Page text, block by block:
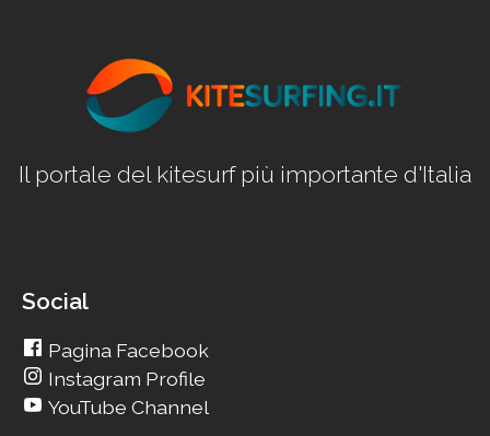
Il portale del kitesurf più importante d'Italia
Social
Pagina Facebook
Instagram Profile
YouTube Channel